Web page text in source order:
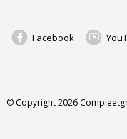
Facebook
© Copyright 2026